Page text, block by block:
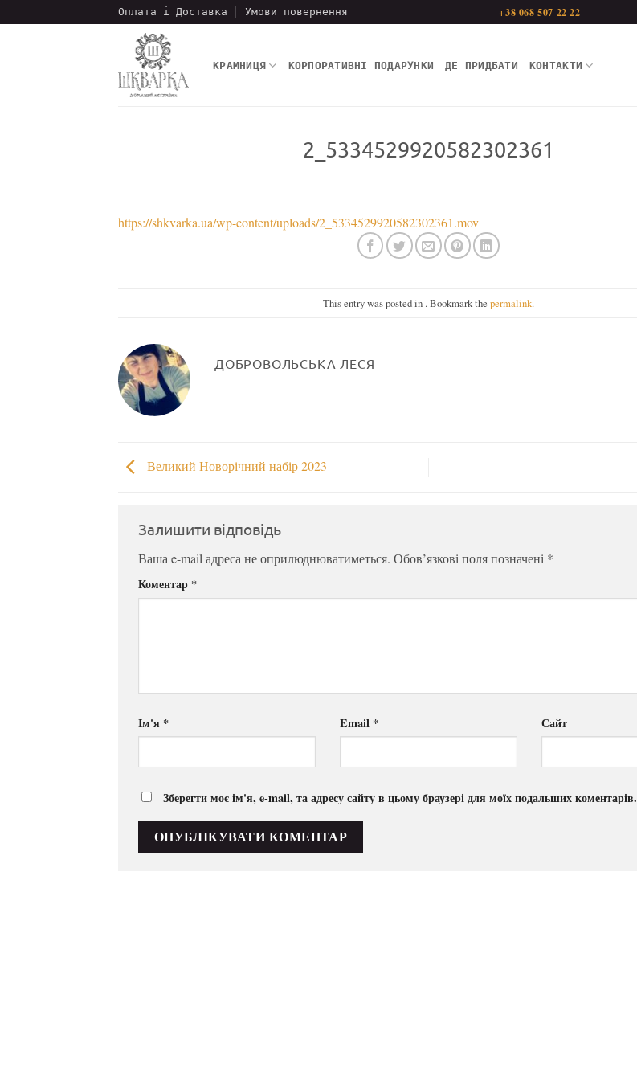
Оплата і Доставка Умови повернення +38 068 507 22 22
КРАМНИЦЯ КОРПОРАТИВНІ ПОДАРУНКИ ДЕ ПРИДБАТИ КОНТАКТИ
2_5334529920582302361
https://shkvarka.ua/wp-content/uploads/2_5334529920582302361.mov
This entry was posted in . Bookmark the permalink.
ДОБРОВОЛЬСЬКА ЛЕСЯ
Великий Новорічний набір 2023
Залишити відповідь
Ваша e-mail адреса не оприлюднюватиметься. Обов’язкові поля позначені *
Коментар *
Ім'я * Email * Сайт
Зберегти моє ім'я, e-mail, та адресу сайту в цьому браузері для моїх подальших коментарів.